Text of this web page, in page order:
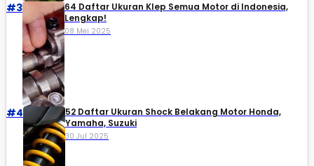
#3
64 Daftar Ukuran Klep Semua Motor di Indonesia,
Lengkap!
08 Mei 2025
#4
52 Daftar Ukuran Shock Belakang Motor Honda,
Yamaha, Suzuki​
30 Jul 2025